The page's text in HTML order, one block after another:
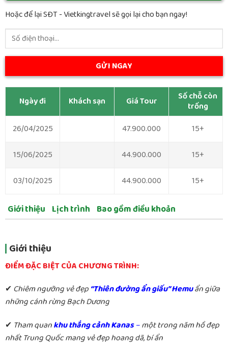
Hoặc để lại SĐT - Vietkingtravel sẽ gọi lại cho bạn ngay!
Ngày đi Khách sạn Giá Tour
Số chỗ còn
trống
26/04/2025
47.900.000 15+
15/06/2025 44.900.000 15+
03/10/2025 44.900.000 15+
Giới thiệu Lịch trình Bao gồm điều khoản
Giới thiệu
ĐIỂM ĐẶC BIỆT CỦA CHƯƠNG TRÌNH:
✔ Chiêm ngưỡng vẻ đẹp “Thiên đường ẩn giấu” Hemuẩn giữa
những cánh rừng Bạch Dương
✔ Tham quankhu thắng cảnh Kanas–một trong năm hồ đẹp
nhất Trung Quốc mang vẻ đẹp hoang dã, bí ẩn